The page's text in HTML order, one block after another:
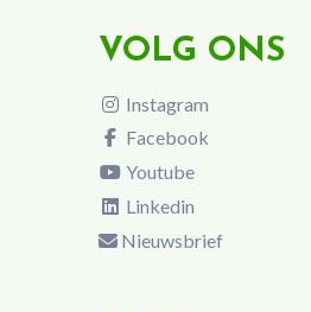
VOLG ONS
Instagram
Facebook
Youtube
Linkedin
Nieuwsbrief